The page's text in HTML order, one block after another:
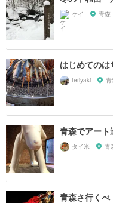
ケイ 青森
はじめてのは
teriyaki 青
青森でアート
タイ米 青
青森さ行くべ